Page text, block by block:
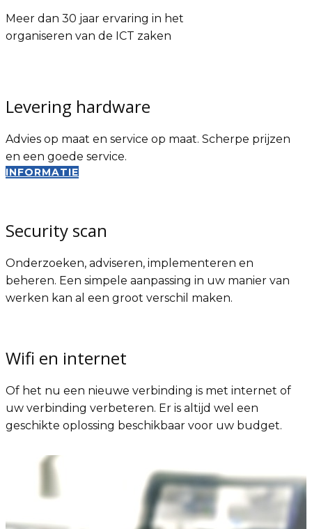
Meer dan 30 jaar ervaring in het
organiseren van de ICT zaken
Levering hardware
Advies op maat en service op maat. Scherpe prijzen
en een goede service.
INFORMATIE
Security scan
Onderzoeken, adviseren, implementeren en
beheren. Een simpele aanpassing in uw manier van
werken kan al een groot verschil maken.
Wifi en internet
Of het nu een nieuwe verbinding is met internet of
uw verbinding verbeteren. Er is altijd wel een
geschikte oplossing beschikbaar voor uw budget.